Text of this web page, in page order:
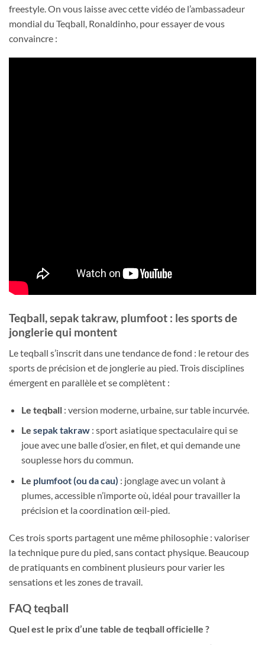
freestyle. On vous laisse avec cette vidéo de l’ambassadeur
mondial du Teqball, Ronaldinho, pour essayer de vous
convaincre :
Teqball, sepak takraw, plumfoot : les sports de
jonglerie qui montent
Le teqball s’inscrit dans une tendance de fond : le retour des
sports de précision et de jonglerie au pied. Trois disciplines
émergent en parallèle et se complètent :
Le teqball: version moderne, urbaine, sur table incurvée.
Le sepak takraw: sport asiatique spectaculaire qui se
joue avec une balle d’osier, en filet, et qui demande une
souplesse hors du commun.
Le plumfoot (ou da cau) : jonglage avec un volant à
plumes, accessible n’importe où, idéal pour travailler la
précision et la coordination œil-pied.
Ces trois sports partagent une même philosophie : valoriser
la technique pure du pied, sans contact physique. Beaucoup
de pratiquants en combinent plusieurs pour varier les
sensations et les zones de travail.
FAQ teqball
Quel est le prix d’une table de teqball officielle ?